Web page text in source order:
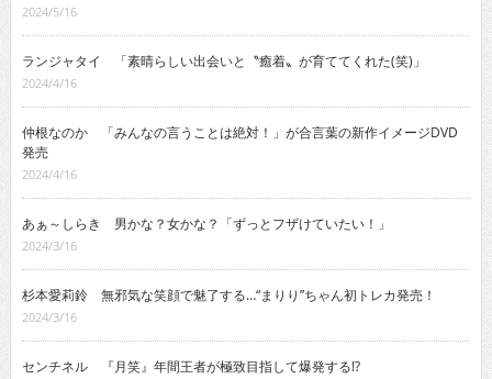
2024/5/16
ランジャタイ 「素晴らしい出会いと〝癒着〟が育ててくれた(笑)」
2024/4/16
仲根なのか 「みんなの言うことは絶対！」が合言葉の新作イメージDVD
発売
2024/4/16
あぁ～しらき 男かな？女かな？「ずっとフザけていたい！」
2024/3/16
杉本愛莉鈴 無邪気な笑顔で魅了する…“まりり”ちゃん初トレカ発売！
2024/3/16
センチネル 『月笑』年間王者が極致目指して爆発する!?